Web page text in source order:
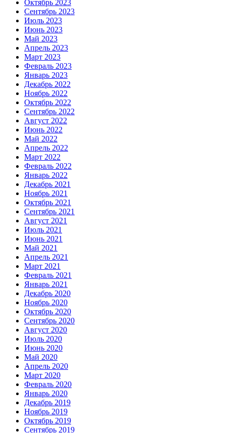
Октябрь 2023
Сентябрь 2023
Июль 2023
Июнь 2023
Май 2023
Апрель 2023
Март 2023
Февраль 2023
Январь 2023
Декабрь 2022
Ноябрь 2022
Октябрь 2022
Сентябрь 2022
Август 2022
Июнь 2022
Май 2022
Апрель 2022
Март 2022
Февраль 2022
Январь 2022
Декабрь 2021
Ноябрь 2021
Октябрь 2021
Сентябрь 2021
Август 2021
Июль 2021
Июнь 2021
Май 2021
Апрель 2021
Март 2021
Февраль 2021
Январь 2021
Декабрь 2020
Ноябрь 2020
Октябрь 2020
Сентябрь 2020
Август 2020
Июль 2020
Июнь 2020
Май 2020
Апрель 2020
Март 2020
Февраль 2020
Январь 2020
Декабрь 2019
Ноябрь 2019
Октябрь 2019
Сентябрь 2019